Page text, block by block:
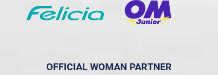
OFFICIAL WOMAN PARTNER